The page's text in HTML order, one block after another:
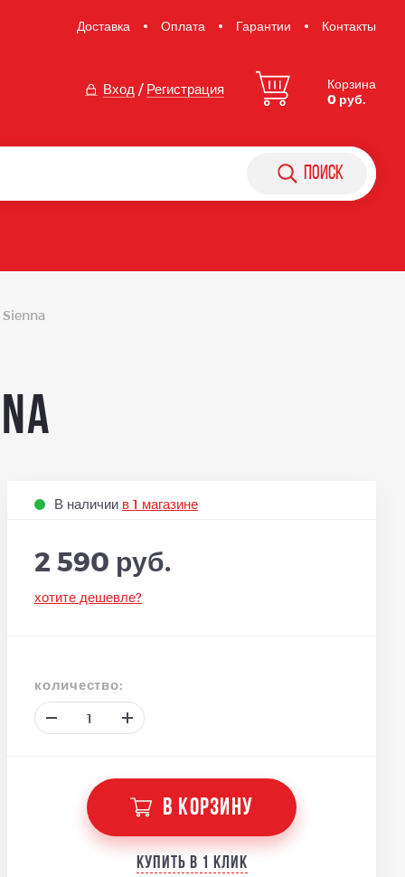
Доставка Оплата Гарантии Контакты
Вход / Регистрация
Корзина
0 руб.
поиск
В наличии в 1 магазине
2 590 руб.
хотите дешевле?
количество:
В КОРЗИНУ
Купить в 1 клик